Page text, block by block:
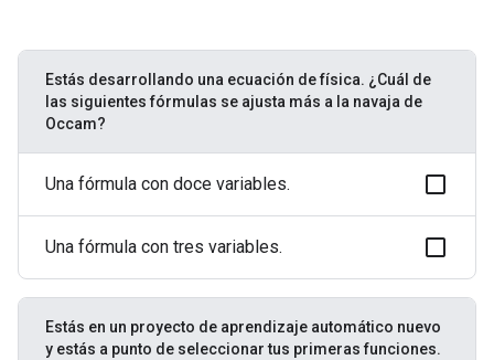
Estás desarrollando una ecuación de física. ¿Cuál de
las siguientes fórmulas se ajusta más a la navaja de
Occam?
Una fórmula con doce variables.
Una fórmula con tres variables.
Estás en un proyecto de aprendizaje automático nuevo
y estás a punto de seleccionar tus primeras funciones.